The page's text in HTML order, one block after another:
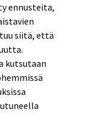
ennusteita,
siitä, että
kutsutaan